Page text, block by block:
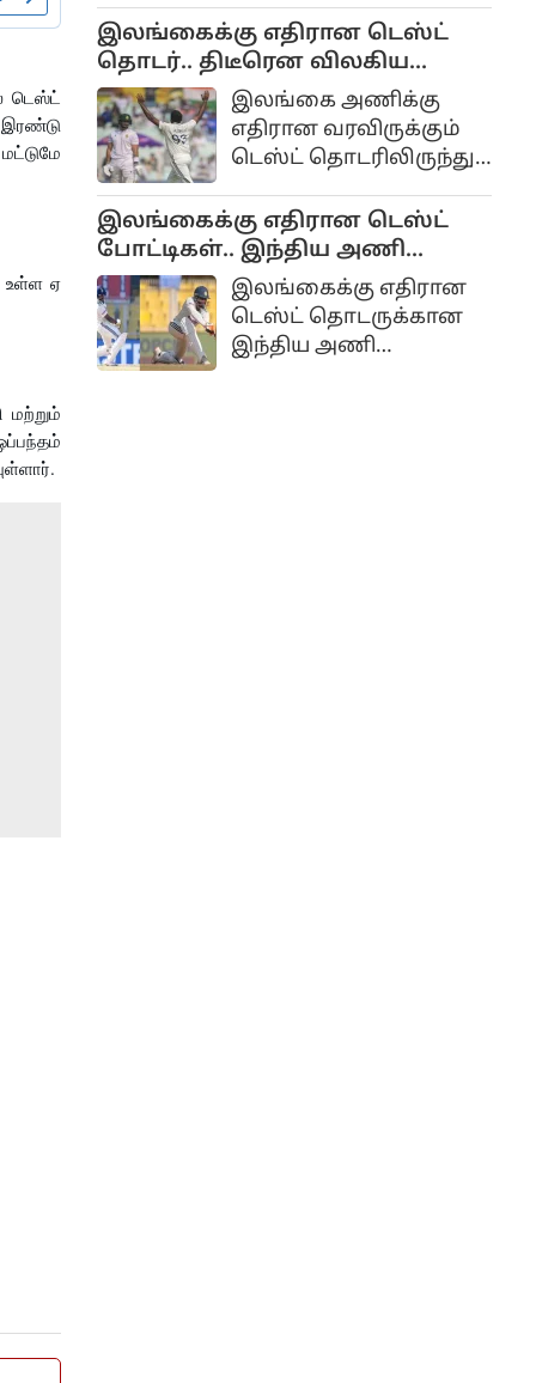
டெஸ்ட்
உள்ள ஏ
மற்றும்
டி20 கிரிக்கெட்
திருவிழாவின் பத்தாவது
சீசன் இன்று ஆகஸ்ட்
4ஆம் தேதி
கோலாகலமாக
தொடங்குகிறது.
இலங்கைக்கு எதிரான டெஸ்ட்
தொடர்.. திடீரென விலகிய
பும்ரா.. என்ன காரணம்?
இலங்கை அணிக்கு
எதிரான வரவிருக்கும்
டெஸ்ட் தொடரிலிருந்து
வேகப்பந்து வீச்சாளர்
பும்ரா காயம் காரணமாக
திடீரென விலகியுள்ளது
இந்திய அணிக்குப்
பெரும் பின்னடைவாக
அமைந்துள்ளது.
இலங்கைக்கு எதிரான டெஸ்ட்
போட்டிகள்.. இந்திய அணி
அறிவிப்பு.. மீண்டும் வருகிறார்
ஜடேஜா...
இலங்கைக்கு எதிரான
டெஸ்ட் தொடருக்கான
இந்திய அணி